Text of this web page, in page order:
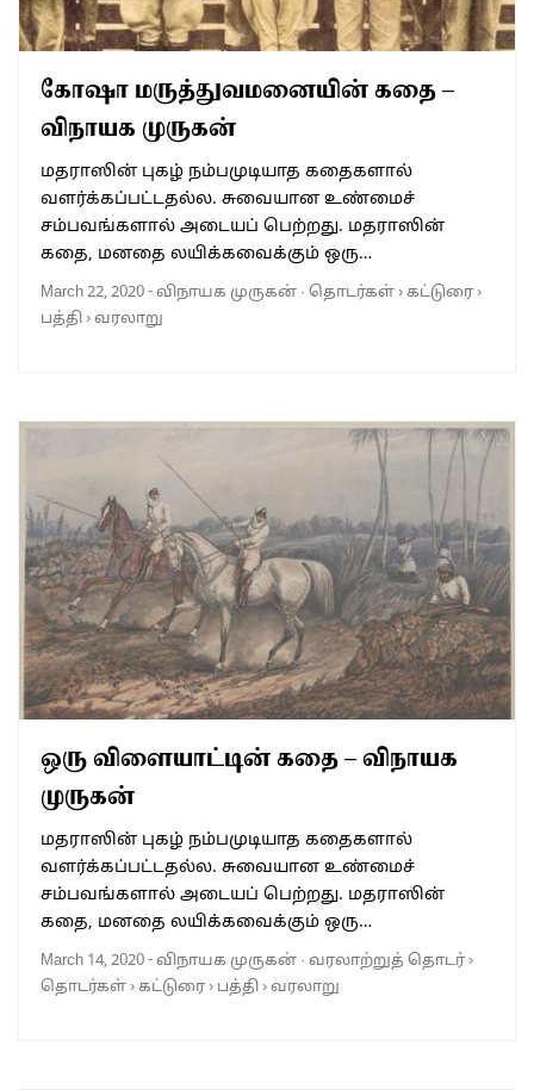
கோஷா மருத்துவமனையின் கதை –
விநாயக முருகன்
மதராஸின் புகழ் நம்பமுடியாத கதைகளால்
வளர்க்கப்பட்டதல்ல. சுவையான உண்மைச்
சம்பவங்களால் அடையப் பெற்றது. மதராஸின்
கதை, மனதை லயிக்கவைக்கும் ஒரு…
March 22, 2020-விநாயக முருகன் · தொடர்கள்›கட்டுரை›
பத்தி›வரலாறு
ஒரு விளையாட்டின் கதை – விநாயக
முருகன்
மதராஸின் புகழ் நம்பமுடியாத கதைகளால்
வளர்க்கப்பட்டதல்ல. சுவையான உண்மைச்
சம்பவங்களால் அடையப் பெற்றது. மதராஸின்
கதை, மனதை லயிக்கவைக்கும் ஒரு…
March 14, 2020-விநாயக முருகன் · வரலாற்றுத் தொடர்›
தொடர்கள்›கட்டுரை› பத்தி›வரலாறு